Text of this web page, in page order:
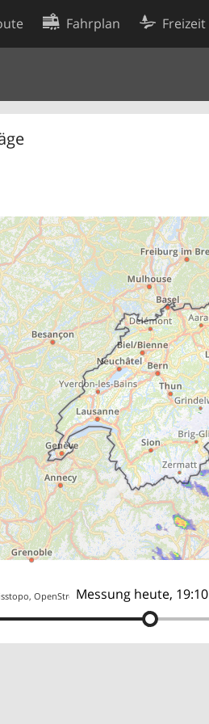
Fahrplan Freizeit
Messung heute, 19:10
,OpenStreetMap,others
Cookie-Einstellungen